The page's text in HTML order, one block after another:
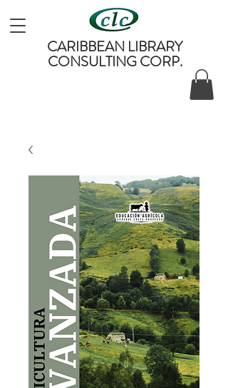
CARIBBEAN LIBRARY
CONSULTING CORP.